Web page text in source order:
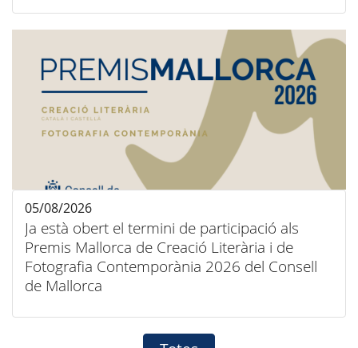
Ja està obert el termini de participació als
Premis Mallorca de Creació Literària i de
Fotografia Contemporània 2026 del Consell
de Mallorca
05/08/2026